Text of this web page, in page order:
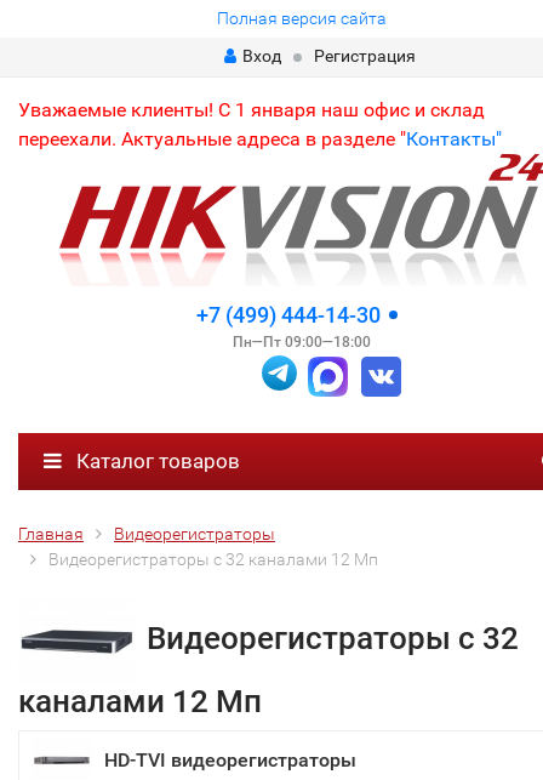
Полная версия сайта
Вход
Регистрация
Уважаемые клиенты! С 1 января наш офис и склад
переехали. Актуальные адреса в разделе "Контакты"
+7 (499) 444-14-30
Пн—Пт 09:00—18:00
Каталог товаров
Главная
Видеорегистраторы
Видеорегистраторы с 32 каналами 12 Мп
Видеорегистраторы с 32
каналами 12 Мп
HD-TVI видеорегистраторы